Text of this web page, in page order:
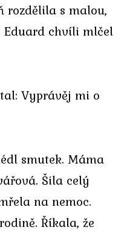
rozdělila s malou,
chvíli mlčel
Vyprávěj mi o
smutek. Máma
Šila celý
na nemoc.
Říkala, že